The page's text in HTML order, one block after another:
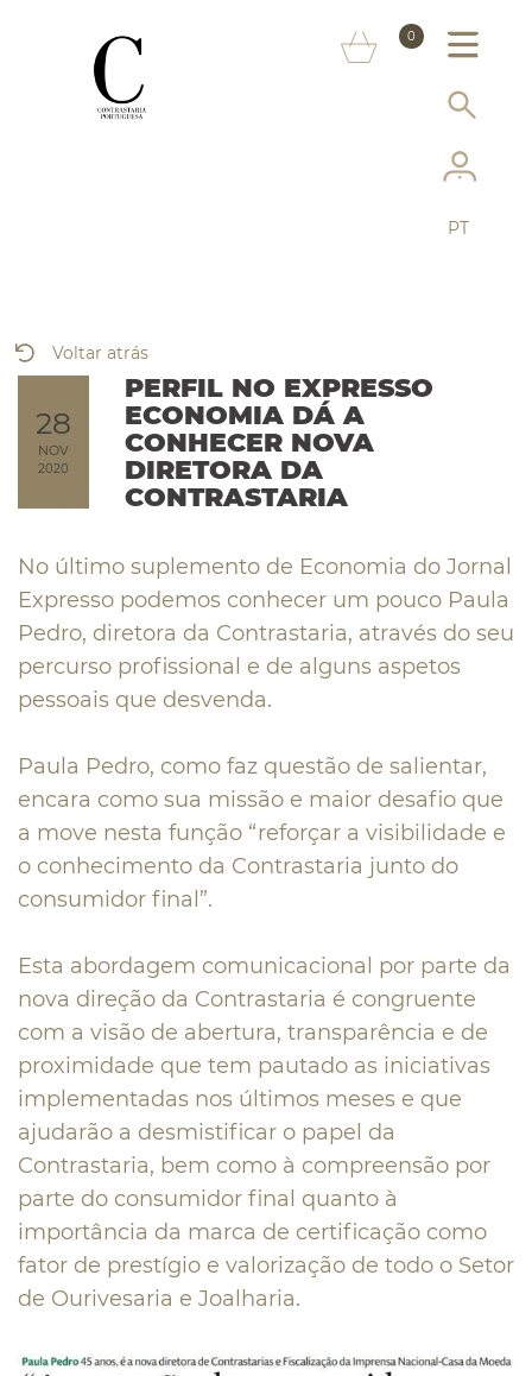
0
SERVIÇOS
PT
28
NOV
2020
PERFIL NO EXPRESSO
ECONOMIA DÁ A
CONHECER NOVA
DIRETORA DA
CONTRASTARIA
Voltar atrás
No último suplemento de Economia do Jornal
Expresso podemos conhecer um pouco Paula
Pedro, diretora da Contrastaria, através do seu
percurso profissional e de alguns aspetos
pessoais que desvenda.
Paula Pedro, como faz questão de salientar,
encara como sua missão e maior desafio que
a move nesta função “reforçar a visibilidade e
o conhecimento da Contrastaria junto do
consumidor final”.
Esta abordagem comunicacional por parte da
nova direção da Contrastaria é congruente
com a visão de abertura, transparência e de
proximidade que tem pautado as iniciativas
implementadas nos últimos meses e que
ajudarão a desmistificar o papel da
Contrastaria, bem como à compreensão por
parte do consumidor final quanto à
importância da marca de certificação como
fator de prestígio e valorização de todo o Setor
de Ourivesaria e Joalharia.